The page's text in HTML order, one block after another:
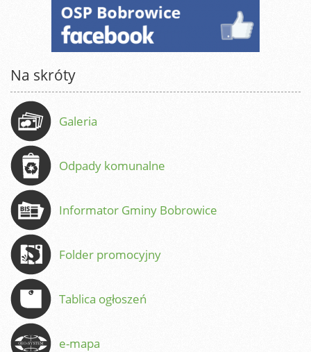
Na skróty
Galeria
Odpady komunalne
Informator Gminy Bobrowice
Folder promocyjny
Tablica ogłoszeń
e-mapa